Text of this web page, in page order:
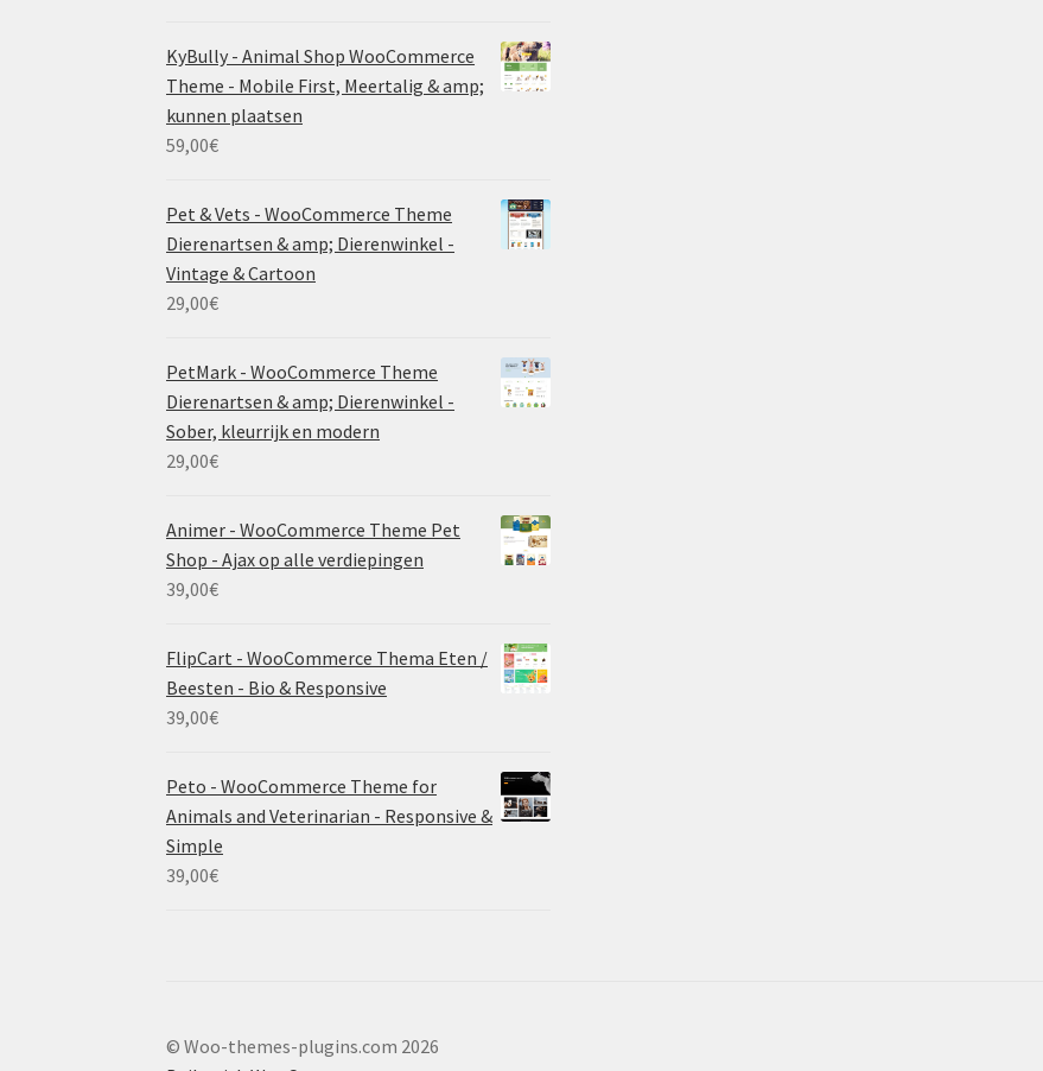
KyBully - Animal Shop WooCommerce
Theme - Mobile First, Meertalig & amp;
kunnen plaatsen
59,00€
Pet & Vets - WooCommerce Theme
Dierenartsen & amp; Dierenwinkel -
Vintage & Cartoon
29,00€
PetMark - WooCommerce Theme
Dierenartsen & amp; Dierenwinkel -
Sober, kleurrijk en modern
29,00€
Animer - WooCommerce Theme Pet
Shop - Ajax op alle verdiepingen
39,00€
FlipCart - WooCommerce Thema Eten /
Beesten - Bio & Responsive
39,00€
Peto - WooCommerce Theme for
Animals and Veterinarian - Responsive &
Simple
39,00€
© Woo-themes-plugins.com 2026